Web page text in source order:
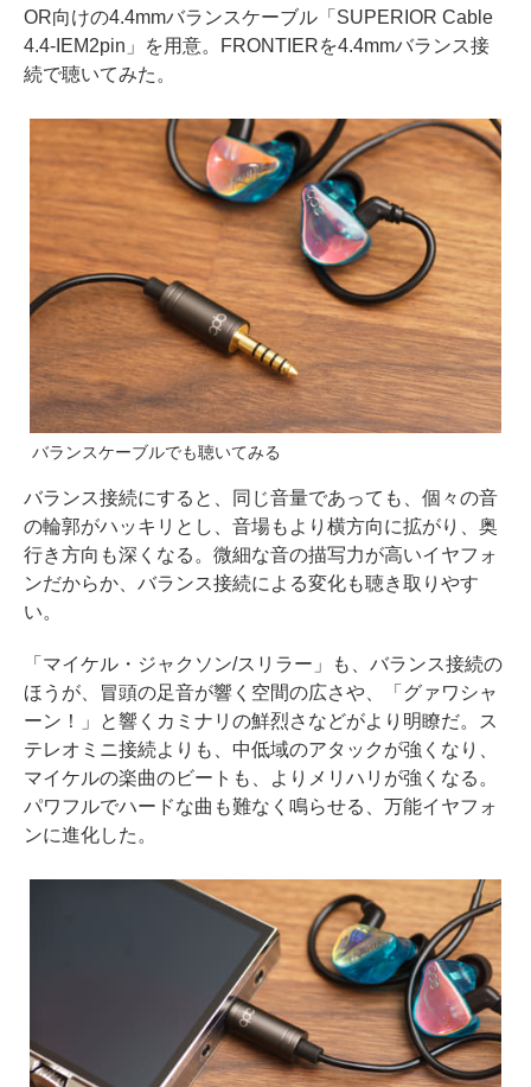
OR向けの4.4mmバランスケーブル「SUPERIOR Cable
4.4-IEM2pin」を用意。FRONTIERを4.4mmバランス接
続で聴いてみた。
バランスケーブルでも聴いてみる
バランス接続にすると、同じ音量であっても、個々の音
の輪郭がハッキリとし、音場もより横方向に拡がり、奥
行き方向も深くなる。微細な音の描写力が高いイヤフォ
ンだからか、バランス接続による変化も聴き取りやす
い。
「マイケル・ジャクソン/スリラー」も、バランス接続の
ほうが、冒頭の足音が響く空間の広さや、「グァワシャ
ーン！」と響くカミナリの鮮烈さなどがより明瞭だ。ス
テレオミニ接続よりも、中低域のアタックが強くなり、
マイケルの楽曲のビートも、よりメリハリが強くなる。
パワフルでハードな曲も難なく鳴らせる、万能イヤフォ
ンに進化した。